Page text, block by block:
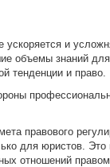
и
объемы знаний
тенденции и право.
правового
для юристов.
отношений